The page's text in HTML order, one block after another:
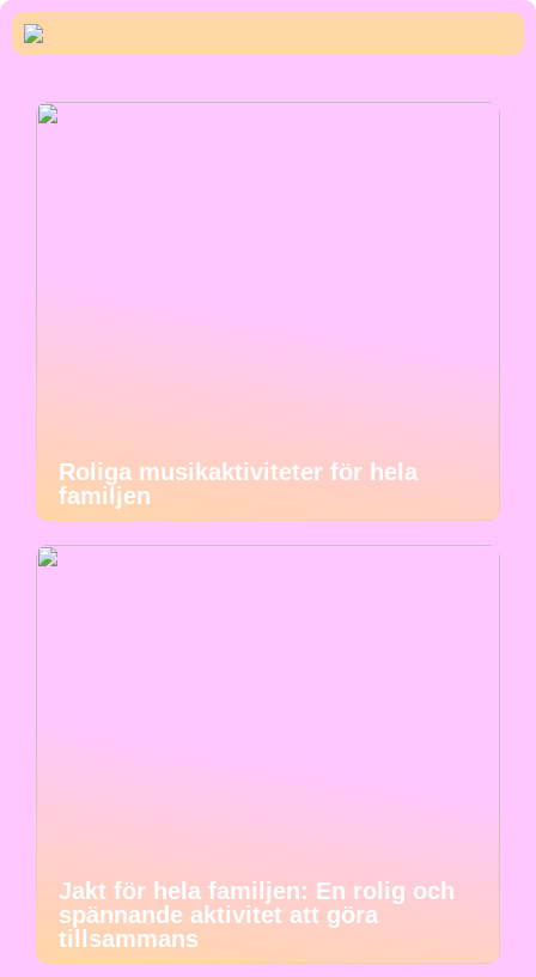
Roliga musikaktiviteter för hela
familjen
Jakt för hela familjen: En rolig och
spännande aktivitet att göra
tillsammans